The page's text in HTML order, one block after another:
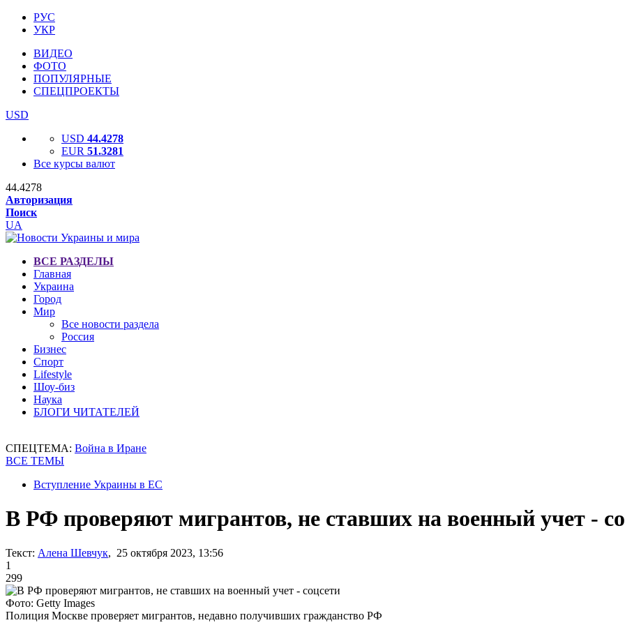
РУС
УКР
ВИДЕО
ФОТО
ПОПУЛЯРНЫЕ
СПЕЦПРОЕКТЫ
USD
USD 44.4278
EUR 51.3281
Все курсы валют
44.4278
Авторизация
Поиск
UA
ВСЕ РАЗДЕЛЫ
Главная
Украина
Город
Мир
Все новости раздела
Россия
Бизнес
Спорт
Lifestyle
Шоу-биз
Наука
БЛОГИ ЧИТАТЕЛЕЙ
СПЕЦТЕМА: Война в Иране
ВСЕ ТЕМЫ
Вступление Украины в ЕС
В РФ проверяют мигрантов, не ставших на военный учет -
Текст: Алена Шевчук, 25 октября 2023, 13:56
1
299
Фото: Getty Images
Полиция Москве проверяет мигрантов, недавно получивших гражданство РФ